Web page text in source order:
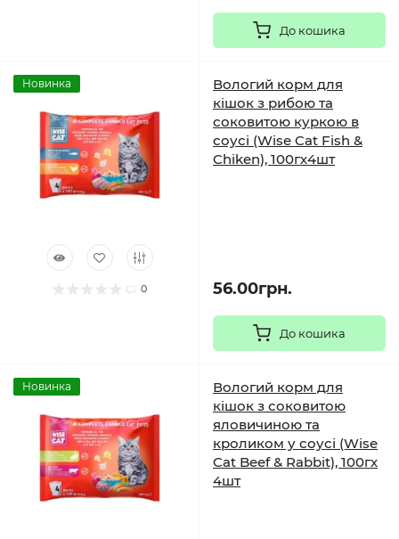
До кошика
Новинка
0
Вологий корм для
кішок з рибою та
соковитою куркою в
соусі (Wise Cat Fish &
Chiken), 100гх4шт
56.00грн.
До кошика
Новинка
Вологий корм для
кішок з соковитою
яловичиною та
кроликом у соусі (Wise
Cat Beef & Rabbit), 100гх
4шт